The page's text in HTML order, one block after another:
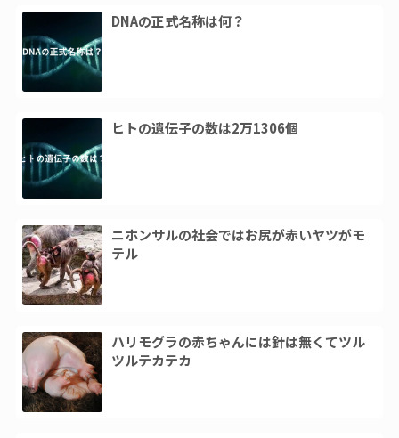
DNAの正式名称は何？
ヒトの遺伝子の数は2万1306個
ニホンサルの社会ではお尻が赤いヤツがモ
テル
ハリモグラの赤ちゃんには針は無くてツル
ツルテカテカ